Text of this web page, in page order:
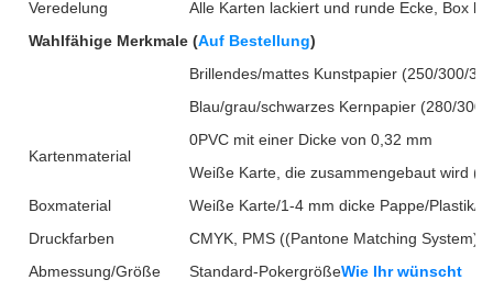
Veredelung
Alle Karten lackiert und runde Ecke, Box
Wahlfähige Merkmale (Auf Bestellung)
Kartenmaterial
Brillendes/mattes Kunstpapier (250/300/
Blau/grau/schwarzes Kernpapier (280/300/
0PVC mit einer Dicke von 0,32 mm
Weiße Karte, die zusammengebaut wird
Boxmaterial
Weiße Karte/1-4 mm dicke Pappe/Plastik/
Druckfarben
CMYK, PMS ((Pantone Matching System)
Abmessung/Größe
Standard-PokergrößeWie Ihr wünscht